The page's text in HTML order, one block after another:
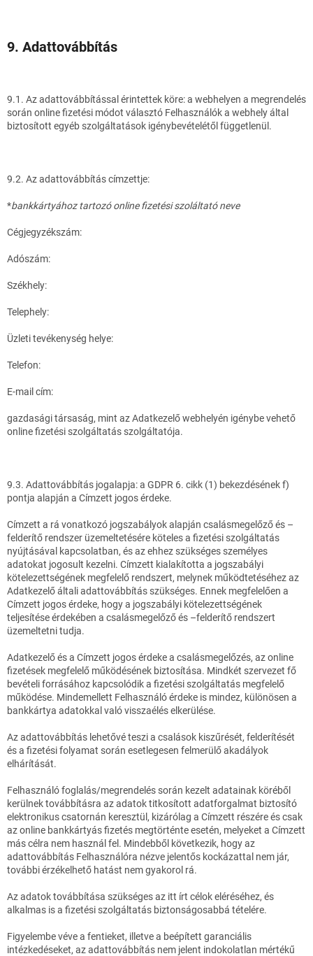
9. Adattovábbítás
9.1. Az adattovábbítással érintettek köre: a webhelyen a megrendelés
során online fizetési módot választó Felhasználók a webhely által
biztosított egyéb szolgáltatások igénybevételétől függetlenül.
9.2. Az adattovábbítás címzettje:
*bankkártyához tartozó online fizetési szoláltató neve
Cégjegyzékszám:
Adószám:
Székhely:
Telephely:
Üzleti tevékenység helye:
Telefon:
E-mail cím:
gazdasági társaság, mint az Adatkezelő webhelyén igénybe vehető
online fizetési szolgáltatás szolgáltatója.
9.3. Adattovábbítás jogalapja: a GDPR 6. cikk (1) bekezdésének f)
pontja alapján a Címzett jogos érdeke.
Címzett a rá vonatkozó jogszabályok alapján csalásmegelőző és –
felderítő rendszer üzemeltetésére köteles a fizetési szolgáltatás
nyújtásával kapcsolatban, és az ehhez szükséges személyes
adatokat jogosult kezelni. Címzett kialakította a jogszabályi
kötelezettségének megfelelő rendszert, melynek működtetéséhez az
Adatkezelő általi adattovábbítás szükséges. Ennek megfelelően a
Címzett jogos érdeke, hogy a jogszabályi kötelezettségének
teljesítése érdekében a csalásmegelőző és –felderítő rendszert
üzemeltetni tudja.
Adatkezelő és a Címzett jogos érdeke a csalásmegelőzés, az online
fizetések megfelelő működésének biztosítása. Mindkét szervezet fő
bevételi forrásához kapcsolódik a fizetési szolgáltatás megfelelő
működése. Mindemellett Felhasználó érdeke is mindez, különösen a
bankkártya adatokkal való visszaélés elkerülése.
Az adattovábbítás lehetővé teszi a csalások kiszűrését, felderítését
és a fizetési folyamat során esetlegesen felmerülő akadályok
elhárítását.
Felhasználó foglalás/megrendelés során kezelt adatainak köréből
kerülnek továbbításra az adatok titkosított adatforgalmat biztosító
elektronikus csatornán keresztül, kizárólag a Címzett részére és csak
az online bankkártyás fizetés megtörténte esetén, melyeket a Címzett
más célra nem használ fel. Mindebből következik, hogy az
adattovábbítás Felhasználóra nézve jelentős kockázattal nem jár,
további érzékelhető hatást nem gyakorol rá.
Az adatok továbbítása szükséges az itt írt célok eléréséhez, és
alkalmas is a fizetési szolgáltatás biztonságosabbá tételére.
Figyelembe véve a fentieket, illetve a beépített garanciális
intézkedéseket, az adattovábbítás nem jelent indokolatlan mértékű